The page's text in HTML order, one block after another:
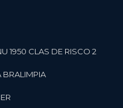
1950 CLAS DE RISCO 2
BRALIMPIA